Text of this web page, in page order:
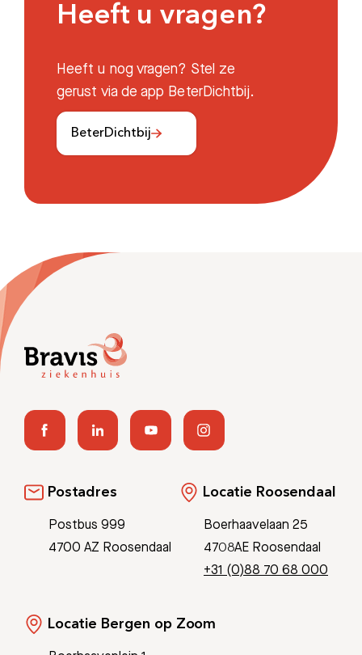
Heeft u vragen?
Heeft u nog vragen? Stel ze
gerust via de app BeterDichtbij.
BeterDichtbij
Postadres
Postbus 999
4700 AZ Roosendaal
Locatie Roosendaal
Boerhaavelaan 25
4708AE Roosendaal
+31 (0)88 70 68 000
Locatie Bergen op Zoom